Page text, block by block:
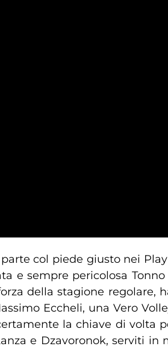
col piede giusto nei
e sempre pericolosa
della stagione regolare,
Eccheli, una Vero
la chiave di volta
e Dzavoronok, serviti